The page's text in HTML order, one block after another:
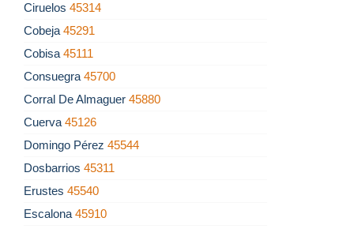
Ciruelos 45314
Cobeja 45291
Cobisa 45111
Consuegra 45700
Corral De Almaguer 45880
Cuerva 45126
Domingo Pérez 45544
Dosbarrios 45311
Erustes 45540
Escalona 45910